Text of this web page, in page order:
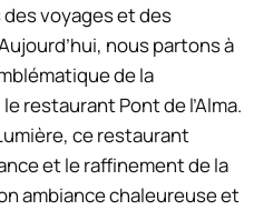
des voyages et des
nous partons à
de la
restaurant Pont de l’Alma.
ce restaurant
et le raffinement de la
ambiance chaleureuse et